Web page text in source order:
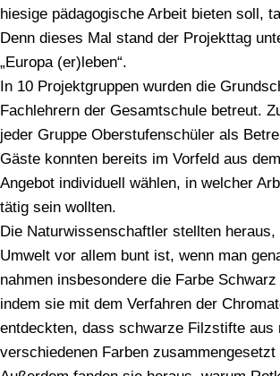
hiesige pädagogische Arbeit bieten soll,
Denn dieses Mal stand der Projekttag
„Europa (er)leben“.
In 10 Projektgruppen wurden die
Fachlehrern der Gesamtschule betreut.
jeder Gruppe Oberstufenschüler als
Gäste konnten bereits im Vorfeld aus
Angebot individuell wählen, in welcher
tätig sein wollten.
Die Naturwissenschaftler stellten
Umwelt vor allem bunt ist, wenn man
nahmen insbesondere die Farbe
indem sie mit dem Verfahren der
entdeckten, dass schwarze Filzstifte aus
verschiedenen Farben zusammengesetzt